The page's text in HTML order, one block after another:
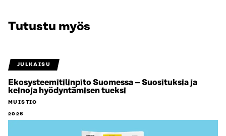
Tutustu myös
JULKAISU
Ekosysteemitilinpito Suomessa – Suosituksia ja
keinoja hyödyntämisen tueksi
MUISTIO
2026